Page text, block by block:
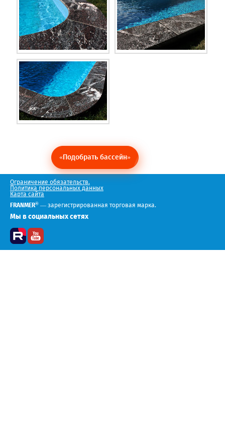
«Подобрать бассейн»
Ограничение обязательств.
Политика персональных данных
Карта сайта
FRANMER® — зарегистрированная торговая марка.
Мы в социальных сетях